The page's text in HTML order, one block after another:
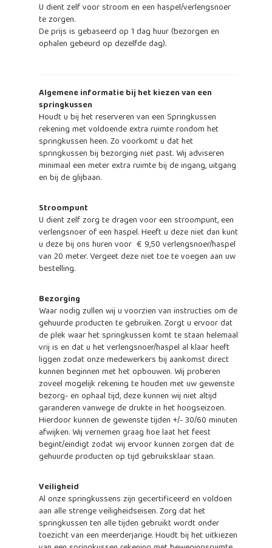
U dient zelf voor stroom en een haspel/verlengsnoer
te zorgen.
De prijs is gebaseerd op 1 dag huur (bezorgen en
ophalen gebeurd op dezelfde dag).
Algemene informatie bij het kiezen van een
springkussen
Houdt u bij het reserveren van een Springkussen
rekening met voldoende extra ruimte rondom het
springkussen heen. Zo voorkomt u dat het
springkussen bij bezorging niet past. Wij adviseren
minimaal een meter extra ruimte bij de ingang, uitgang
en bij de glijbaan.
Stroompunt
U dient zelf zorg te dragen voor een stroompunt, een
verlengsnoer of een haspel. Heeft u deze niet dan kunt
u deze bij ons huren voor € 9,50 verlengsnoer/haspel
van 20 meter. Vergeet deze niet toe te voegen aan uw
bestelling.
Bezorging
Waar nodig zullen wij u voorzien van instructies om de
gehuurde producten te gebruiken. Zorgt u ervoor dat
de plek waar het springkussen komt te staan helemaal
vrij is en dat u het verlengsnoer/haspel al klaar heeft
liggen zodat onze medewerkers bij aankomst direct
kunnen beginnen met het opbouwen. Wij proberen
zoveel mogelijk rekening te houden met uw gewenste
bezorg- en ophaal tijd, deze kunnen wij niet altijd
garanderen vanwege de drukte in het hoogseizoen.
Hierdoor kunnen de gewenste tijden +/- 30/60 minuten
afwijken. Wij vernemen graag hoe laat het feest
begint/eindigt zodat wij ervoor kunnen zorgen dat de
gehuurde producten op tijd gebruiksklaar staan.
Veiligheid
Al onze springkussens zijn gecertificeerd en voldoen
aan alle strenge veiligheidseisen. Zorg dat het
springkussen ten alle tijden gebruikt wordt onder
toezicht van een meerderjarige. Houdt bij het uitkiezen